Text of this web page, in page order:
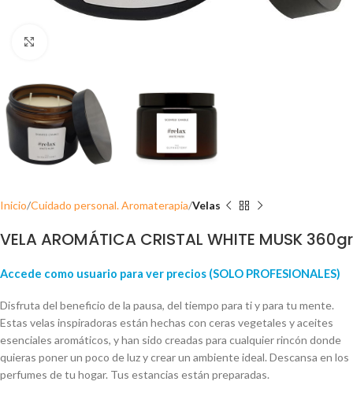
Inicio Cuidado personal. Aromaterapia Velas
VELA AROMÁTICA CRISTAL WHITE MUSK 360gr
Accede como usuario para ver precios (SOLO PROFESIONALES)
Disfruta del beneficio de la pausa, del tiempo para ti y para tu mente.
Estas velas inspiradoras están hechas con ceras vegetales y aceites
esenciales aromáticos, y han sido creadas para cualquier rincón donde
quieras poner un poco de luz y crear un ambiente ideal. Descansa en los
perfumes de tu hogar. Tus estancias están preparadas.